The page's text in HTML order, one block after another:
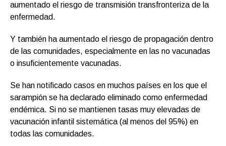
aumentado el riesgo de transmisión transfronteriza de la
enfermedad.
Y también ha aumentado el riesgo de propagación dentro
de las comunidades, especialmente en las no vacunadas
o insuficientemente vacunadas.
Se han notificado casos en muchos países en los que el
sarampión se ha declarado eliminado como enfermedad
endémica. Si no se mantienen tasas muy elevadas de
vacunación infantil sistemática (al menos del 95%) en
todas las comunidades.